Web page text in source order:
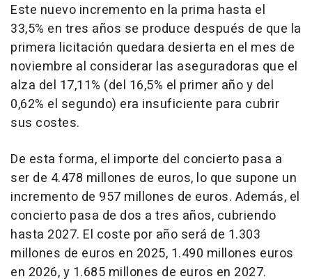
Este nuevo incremento en la prima hasta el
33,5% en tres años se produce después de que la
primera licitación quedara desierta en el mes de
noviembre al considerar las aseguradoras que el
alza del 17,11% (del 16,5% el primer año y del
0,62% el segundo) era insuficiente para cubrir
sus costes.
De esta forma, el importe del concierto pasa a
ser de 4.478 millones de euros, lo que supone un
incremento de 957 millones de euros. Además, el
concierto pasa de dos a tres años, cubriendo
hasta 2027. El coste por año será de 1.303
millones de euros en 2025, 1.490 millones euros
en 2026, y 1.685 millones de euros en 2027.